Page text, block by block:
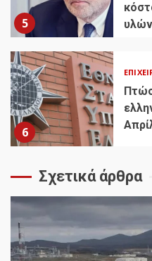
5
υλών
6
Σχετικά άρθρα